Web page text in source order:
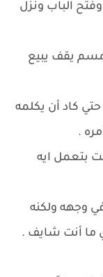
الباب ونزل
يقف يبيع
كاد أن يكلمه
.
بتعمل ايه
وجهه ولكنه
ما أنت شايف .